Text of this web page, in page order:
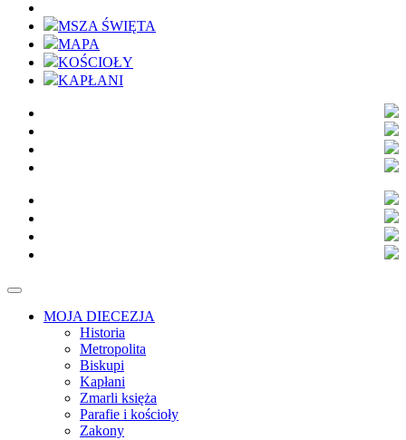
MSZA ŚWIĘTA
MAPA
KOŚCIOŁY
KAPŁANI
MOJA DIECEZJA
Historia
Metropolita
Biskupi
Kapłani
Zmarli księża
Parafie i kościoły
Zakony